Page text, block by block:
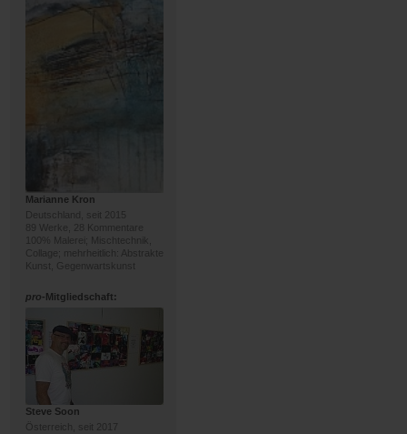
Marianne Kron
Deutschland, seit 2015
89 Werke, 28 Kommentare
100% Malerei; Mischtechnik,
Collage; mehrheitlich: Abstrakte
Kunst, Gegenwartskunst
pro-Mitgliedschaft:
Steve Soon
Österreich, seit 2017